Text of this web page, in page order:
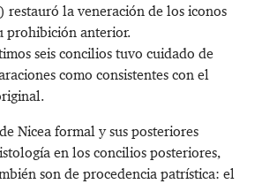
restauró la veneración de los iconos
prohibición anterior.
seis concilios tuvo cuidado de
como consistentes con el
Nicea formal y sus posteriores
en los concilios posteriores,
son de procedencia patrística: el